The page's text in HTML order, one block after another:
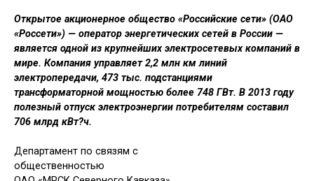
Открытое акционерное общество «Российские сети» (ОАО
«Россети») — оператор энергетических сетей в России —
является одной из крупнейших электросетевых компаний в
мире. Компания управляет 2,2 млн км линий
электропередачи, 473 тыс. подстанциями
трансформаторной мощностью более 748 ГВт. В 2013 году
полезный отпуск электроэнергии потребителям составил
706 млрд кВт?ч.
Департамент по связям с
общественностью